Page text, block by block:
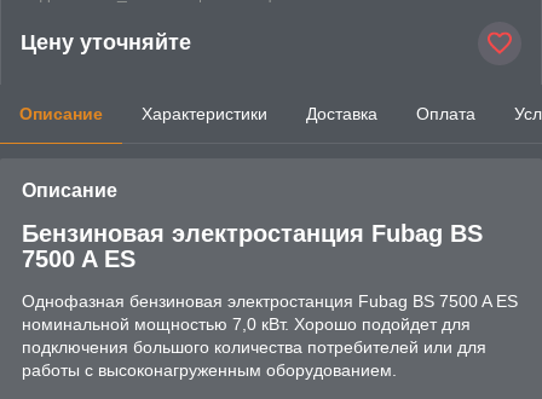
Цену уточняйте
Описание Характеристики Доставка Оплата
Описание
Бензиновая электростанция Fubag BS
7500 A ES
Однофазная бензиновая электростанция Fubag BS 7500 A ES
номинальной мощностью 7,0 кВт. Хорошо подойдет для
подключения большого количества потребителей или для
работы с высоконагруженным оборудованием.